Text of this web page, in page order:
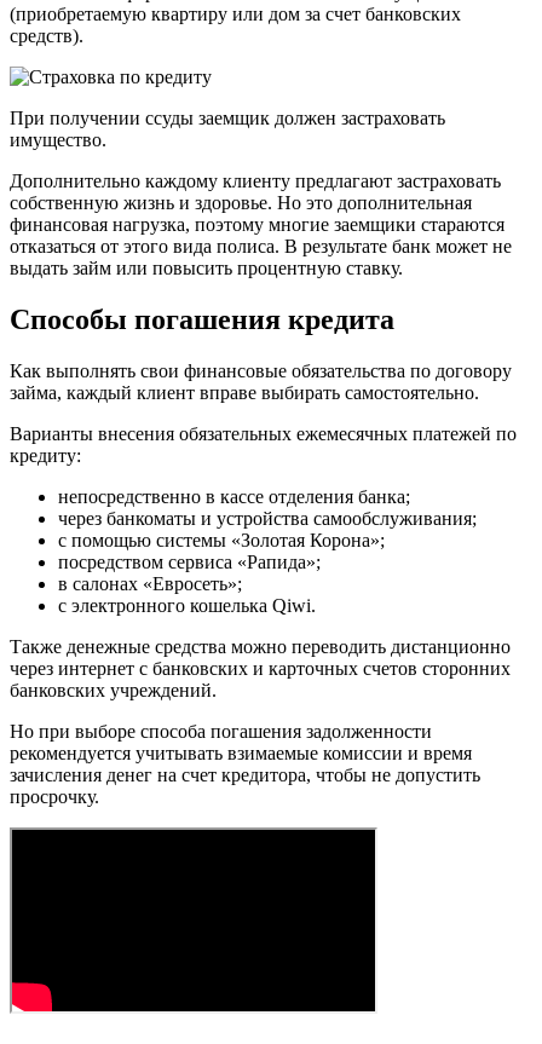
(приобретаемую квартиру или дом за счет банковских
средств).
При получении ссуды заемщик должен застраховать
имущество.
Дополнительно каждому клиенту предлагают застраховать
собственную жизнь и здоровье. Но это дополнительная
финансовая нагрузка, поэтому многие заемщики стараются
отказаться от этого вида полиса. В результате банк может не
выдать займ или повысить процентную ставку.
Способы погашения кредита
Как выполнять свои финансовые обязательства по договору
займа, каждый клиент вправе выбирать самостоятельно.
Варианты внесения обязательных ежемесячных платежей по
кредиту:
непосредственно в кассе отделения банка;
через банкоматы и устройства самообслуживания;
с помощью системы «Золотая Корона»;
посредством сервиса «Рапида»;
в салонах «Евросеть»;
с электронного кошелька Qiwi.
Также денежные средства можно переводить дистанционно
через интернет с банковских и карточных счетов сторонних
банковских учреждений.
Но при выборе способа погашения задолженности
рекомендуется учитывать взимаемые комиссии и время
зачисления денег на счет кредитора, чтобы не допустить
просрочку.